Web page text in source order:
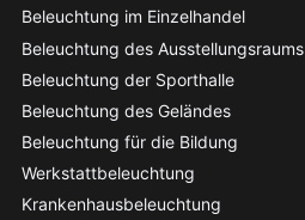
Beleuchtung im Einzelhandel
Beleuchtung des Ausstellungsraums
Beleuchtung der Sporthalle
Beleuchtung des Geländes
Beleuchtung für die Bildung
Werkstattbeleuchtung
Krankenhausbeleuchtung